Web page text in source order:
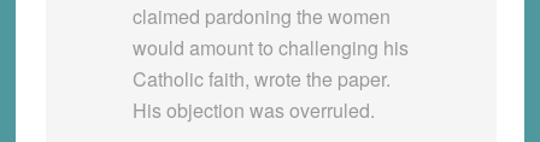
claimed pardoning the women
would amount to challenging his
Catholic faith, wrote the paper.
His objection was overruled.